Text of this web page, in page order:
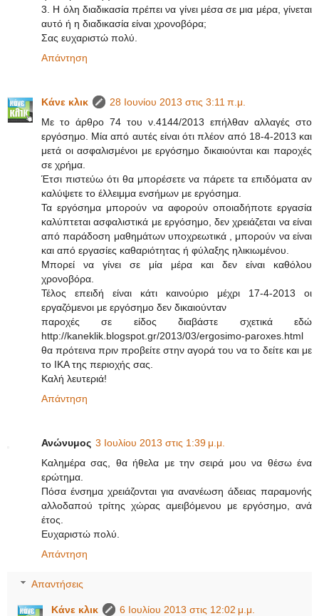
3. Η όλη διαδικασία πρέπει να γίνει μέσα σε μια μέρα, γίνεται
αυτό ή η διαδικασία είναι χρονοβόρα;
Σας ευχαριστώ πολύ.
Απάντηση
Κάνε κλικ
28 Ιουνίου 2013 στις 3:11 π.μ.
Με το άρθρο 74 του ν.4144/2013 επήλθαν αλλαγές στο
εργόσημο. Μία από αυτές είναι ότι πλέον από 18-4-2013 και
μετά οι ασφαλισμένοι με εργόσημο δικαιούνται και παροχές
σε χρήμα.
Έτσι πιστεύω ότι θα μπορέσετε να πάρετε τα επιδόματα αν
καλύψετε το έλλειμμα ενσήμων με εργόσημα.
Τα εργόσημα μπορούν να αφορούν οποιαδήποτε εργασία
καλύπτεται ασφαλιστικά με εργόσημο, δεν χρειάζεται να είναι
από παράδοση μαθημάτων υποχρεωτικά , μπορούν να είναι
και από εργασίες καθαριότητας ή φύλαξης ηλικιωμένου.
Μπορεί να γίνει σε μία μέρα και δεν είναι καθόλου
χρονοβόρα.
Τέλος επειδή είναι κάτι καινούριο μέχρι 17-4-2013 οι
εργαζόμενοι με εργόσημο δεν δικαιούνταν
παροχές σε είδος διαβάστε σχετικά εδώ
http://kaneklik.blogspot.gr/2013/03/ergosimo-paroxes.html
θα πρότεινα πριν προβείτε στην αγορά του να το δείτε και με
το ΙΚΑ της περιοχής σας.
Καλή λευτεριά!
Απάντηση
Ανώνυμος 3 Ιουλίου 2013 στις 1:39 μ.μ.
Καλημέρα σας, θα ήθελα με την σειρά μου να θέσω ένα
ερώτημα.
Πόσα ένσημα χρειάζονται για ανανέωση άδειας παραμονής
αλλοδαπού τρίτης χώρας αμειβόμενου με εργόσημο, ανά
έτος.
Ευχαριστώ πολύ.
Απάντηση
Απαντήσεις
Κάνε κλικ
6 Ιουλίου 2013 στις 12:02 μ.μ.